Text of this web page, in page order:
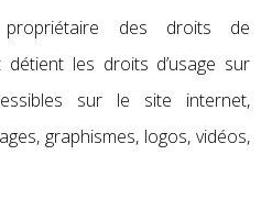
des droits de
les droits d’usage sur
sur le site internet,
graphismes, logos, vidéos,